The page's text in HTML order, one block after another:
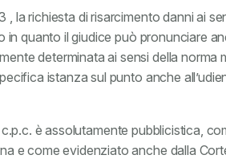
richiesta di risarcimento danni ai
quanto il giudice può pronunciare
determinata ai sensi della norma
istanza sul punto anche
è assolutamente pubblicistica,
e come evidenziato anche dalla